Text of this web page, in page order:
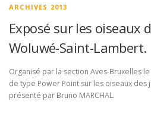
ARCHIVES 2013
Exposé sur les oiseaux
Woluwé-Saint-Lambert.
Organisé par la section Aves-Bruxelles
de type Power Point sur les oiseaux des
présenté par Bruno MARCHAL.